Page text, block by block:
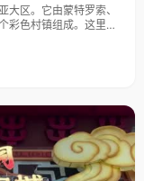
区。它由蒙特罗索、
彩色村镇组成。这里依
。